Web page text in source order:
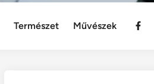
Természet Művészek
Menu